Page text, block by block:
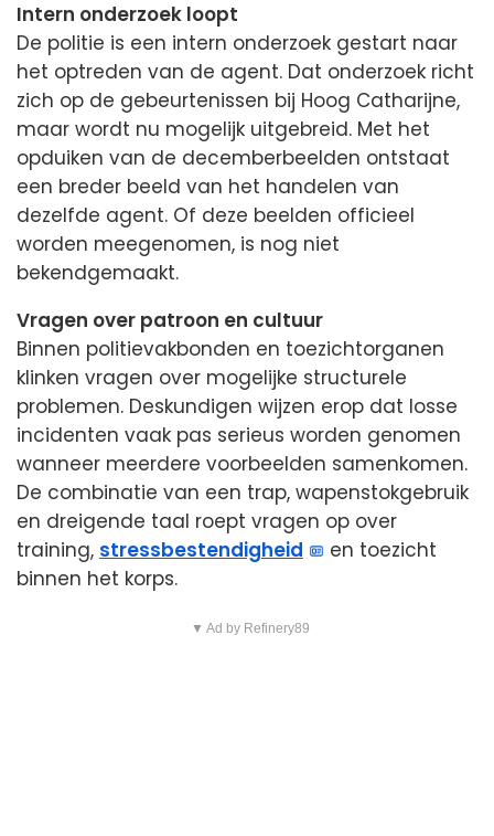
Intern onderzoek loopt
De politie is een intern onderzoek gestart naar
het optreden van de agent. Dat onderzoek richt
zich op de gebeurtenissen bij Hoog Catharijne,
maar wordt nu mogelijk uitgebreid. Met het
opduiken van de decemberbeelden ontstaat
een breder beeld van het handelen van
dezelfde agent. Of deze beelden officieel
worden meegenomen, is nog niet
bekendgemaakt.
Vragen over patroon en cultuur
Binnen politievakbonden en toezichtorganen
klinken vragen over mogelijke structurele
problemen. Deskundigen wijzen erop dat losse
incidenten vaak pas serieus worden genomen
wanneer meerdere voorbeelden samenkomen.
De combinatie van een trap, wapenstokgebruik
en dreigende taal roept vragen op over
training, stressbestendigheid
en toezicht
binnen het korps.
▼ Ad by Refinery89